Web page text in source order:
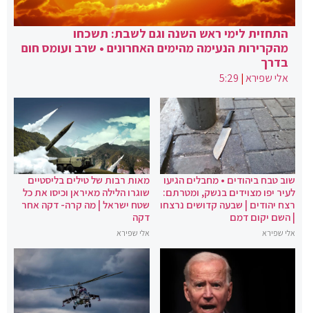
התחזית לימי ראש השנה וגם לשבת: תשכחו
מהקרירות הנעימה מהימים האחרונים • שרב ועומס חום
בדרך
אלי שפירא|
5:29
שוב טבח ביהודים • מחבלים הגיעו
לעיר יפו מצוידים בנשק, ומטרתם:
רצח יהודים | שבעה קדושים נרצחו
| השם יקום דמם
אלי שפירא
מאות רבות של טילים בליסטיים
שוגרו הלילה מאיראן וכיסו את כל
שטח ישראל | מה קרה- דקה אחר
דקה
אלי שפירא